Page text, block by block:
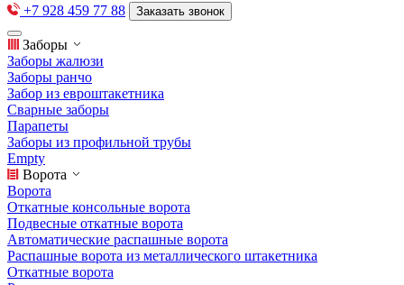
+7 928 459 77 88 Заказать звонок
Заборы
Заборы жалюзи
Заборы ранчо
Забор из евроштакетника
Сварные заборы
Парапеты
Заборы из профильной трубы
Empty
Ворота
Ворота
Откатные консольные ворота
Подвесные откатные ворота
Автоматические распашные ворота
Распашные ворота из металлического штакетника
Откатные ворота